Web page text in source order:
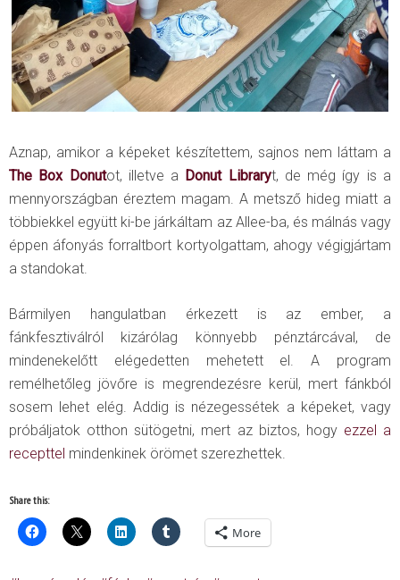
Aznap, amikor a képeket készítettem, sajnos nem láttam a
The Box Donutot, illetve a Donut Libraryt, de még így is a
mennyországban éreztem magam. A metsző hideg miatt a
többiekkel együtt ki-be járkáltam az Allee-ba, és málnás vagy
éppen áfonyás forraltbort kortyolgattam, ahogy végigjártam
a standokat.
Bármilyen hangulatban érkezett is az ember, a
fánkfesztiválról kizárólag könnyebb pénztárcával, de
mindenekelőtt elégedetten mehetett el. A program
remélhetőleg jövőre is megrendezésre kerül, mert fánkból
sosem lehet elég. Addig is nézegessétek a képeket, vagy
próbáljatok otthon sütögetni, mert az biztos, hogy ezzel a
recepttel mindenkinek örömet szerezhettek.
Share this:
More